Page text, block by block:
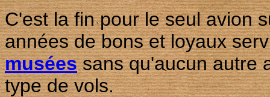
C'est la fin pour le seul avion
années de bons et loyaux
muséessans qu'aucun autre
type de vols.